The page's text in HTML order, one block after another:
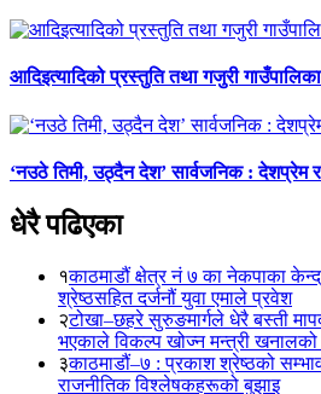
आदिइत्यादिको प्रस्तुति तथा गजुरी
‘नउठे तिमी, उठ्दैन देश’ सार्वजनिक :
धेरै पढिएका
१काठमाडौं क्षेत्र नं ७ का नेकपाका
श्रेष्ठसहित दर्जनौं युवा एमाले प्रवेश
२टोखा–छहरे सुरुङमार्गले धेरै बस्ती
भएकाले विकल्प खोज्न मन्त्री खनालको
३काठमाडौं–७ : प्रकाश श्रेष्ठको
राजनीतिक विश्लेषकहरूको बुझाइ